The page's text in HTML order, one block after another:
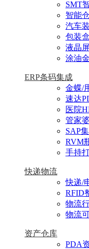
SMT
智能
汽车
包装
液晶
涂油
ERP条码集成
金蝶/
速达
医院
管家
SAP
RVM
手持
快递物流
快递/
RFID
物流
物流
资产仓库
PDA